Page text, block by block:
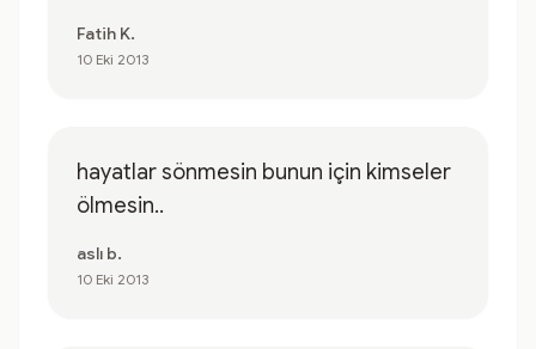
Fatih K.
10 Eki 2013
hayatlar sönmesin bunun için kimseler
ölmesin..
aslı b.
10 Eki 2013